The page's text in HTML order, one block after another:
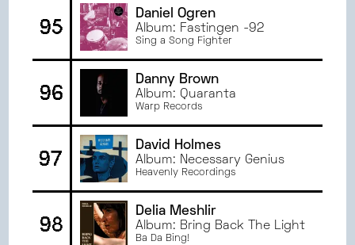
95
Daniel Ögren
Album: Fastingen -92
Sing a Song Fighter
96
Danny Brown
Album: Quaranta
Warp Records
97
David Holmes
Album: Necessary Genius
Heavenly Recordings
98
Delia Meshlir
Album: Bring Back The Light
Ba Da Bing!